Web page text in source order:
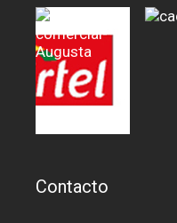
Contacto